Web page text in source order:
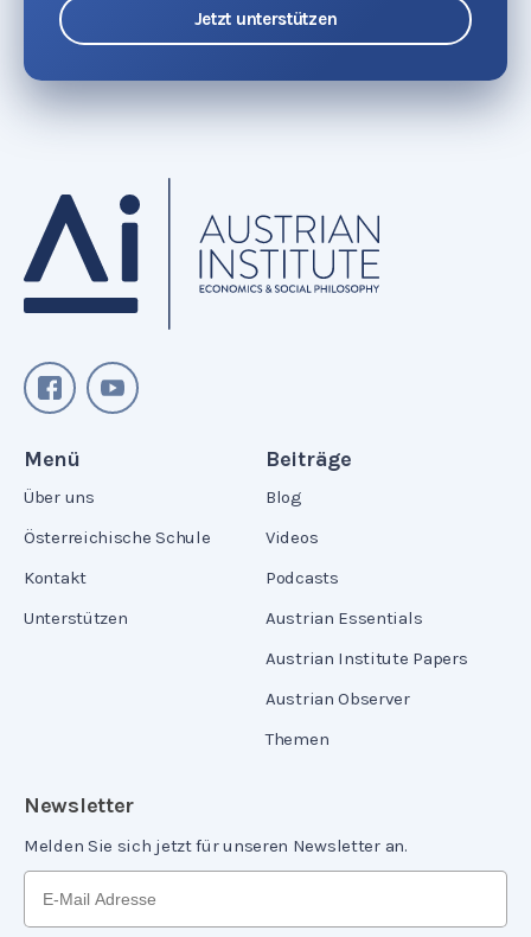
Jetzt unterstützen
Menü
Über uns
Österreichische Schule
Kontakt
Unterstützen
Beiträge
Blog
Videos
Podcasts
Austrian Essentials
Austrian Institute Papers
Austrian Observer
Themen
Newsletter
Melden Sie sich jetzt für unseren Newsletter an.